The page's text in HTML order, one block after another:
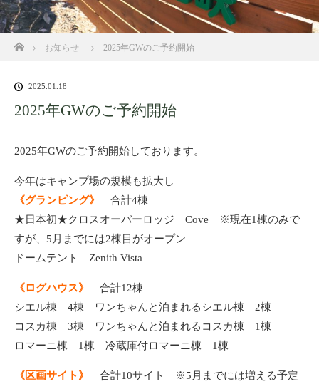
ホームお知らせ 2025年GWのご予約開始
2025.01.18
2025年GWのご予約開始
2025年GWのご予約開始しております。
今年はキャンプ場の規模も拡大し
《グランピング》
合計4棟
★日本初★クロスオーバーロッジ Cove ※現在1棟のみで
すが、5月までには2棟目がオープン
ドームテント Zenith Vista
《ログハウス》
合計12棟
シエル棟 4棟 ワンちゃんと泊まれるシエル棟 2棟
コスカ棟 3棟 ワンちゃんと泊まれるコスカ棟 1棟
ロマーニ棟 1棟 冷蔵庫付ロマーニ棟 1棟
《区画サイト》 合計10サイト ※5月までには増える予定